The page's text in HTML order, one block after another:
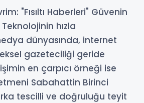
"Fısıltı Haberleri" Güvenin
hızla
dünyasında, internet
gazeteciliği geride
en çarpıcı örneği ise
Sabahattin Birinci
tescilli ve doğruluğu teyit